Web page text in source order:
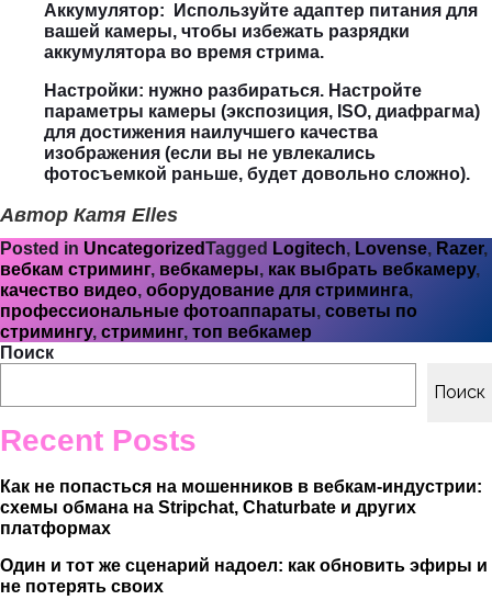
Аккумулятор: Используйте адаптер питания для
вашей камеры, чтобы избежать разрядки
аккумулятора во время стрима.
Настройки: нужно разбираться. Настройте
параметры камеры (экспозиция, ISO, диафрагма)
для достижения наилучшего качества
изображения (если вы не увлекались
фотосъемкой раньше, будет довольно сложно).
Автор Катя Elles
Posted in UncategorizedTagged Logitech, Lovense, Razer,
вебкам стриминг, вебкамеры, как выбрать вебкамеру,
качество видео, оборудование для стриминга,
профессиональные фотоаппараты, советы по
стримингу, стриминг, топ вебкамер
Поиск
Поиск
Recent Posts
Как не попасться на мошенников в вебкам-индустрии:
схемы обмана на Stripchat, Chaturbate и других
платформах
Один и тот же сценарий надоел: как обновить эфиры и
не потерять своих